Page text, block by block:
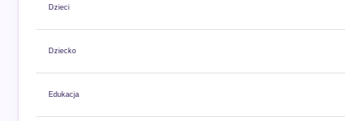
Dzieci
Dziecko
Edukacja